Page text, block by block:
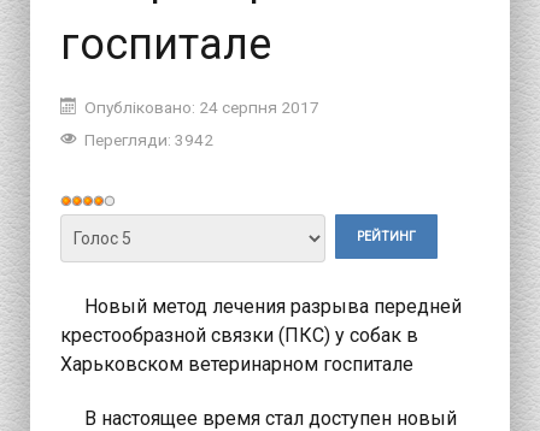
госпитале
Опубліковано: 24 серпня 2017
Перегляди: 3942
Рейтинг
користувача:
Будь
ласка,
оцінку
Новый метод лечения разрыва передней
крестообразной связки (ПКС) у собак в
Харьковском ветеринарном госпитале
В настоящее время стал доступен новый